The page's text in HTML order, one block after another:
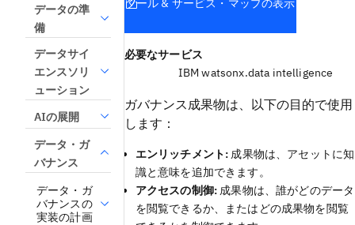
データの準
備
データサイ
エンスソリ
ューション
AIの展開
データ・ガ
バナンス
データ・ガ
バナンスの
実装の計画
ツール & サービス・マップの表示
必要なサービス
IBM watsonx.data intelligence
ガバナンス成果物は、以下の目的で使用
します：
エンリッチメント: 成果物は、アセットに知
識と意味を追加できます。
アクセスの制御: 成果物は、誰がどのデータ
を閲覧できるか、またはどの成果物を閲覧